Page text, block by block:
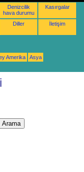
Denizcilik
hava durumu
Kasırgalar
Diller İletişim
Amerika
Asya